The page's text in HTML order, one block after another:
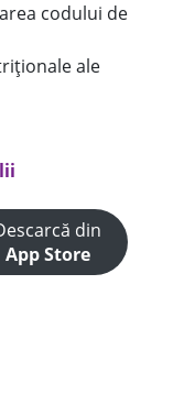
codului de
ale
din
App Store